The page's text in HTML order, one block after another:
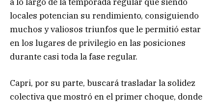
locales potencian su rendimiento, consiguiendo
muchos y valiosos triunfos que le permitió estar
en los lugares de privilegio en las posiciones
durante casi toda la fase regular.
Capri, por su parte, buscará trasladar la solidez
colectiva que mostró en el primer choque, donde